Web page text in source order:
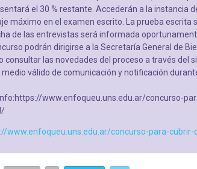
el 30 % restante. Accederán a la instancia
máximo en el examen escrito. La prueba escrita
de las entrevistas será informada
podrán dirigirse a la Secretaría General de
consultar las novedades del proceso a través del
medio válido de comunicación y notificación
www.enfoqueu.uns.edu.ar/concurso-
www.enfoqueu.uns.edu.ar/concurso-para-